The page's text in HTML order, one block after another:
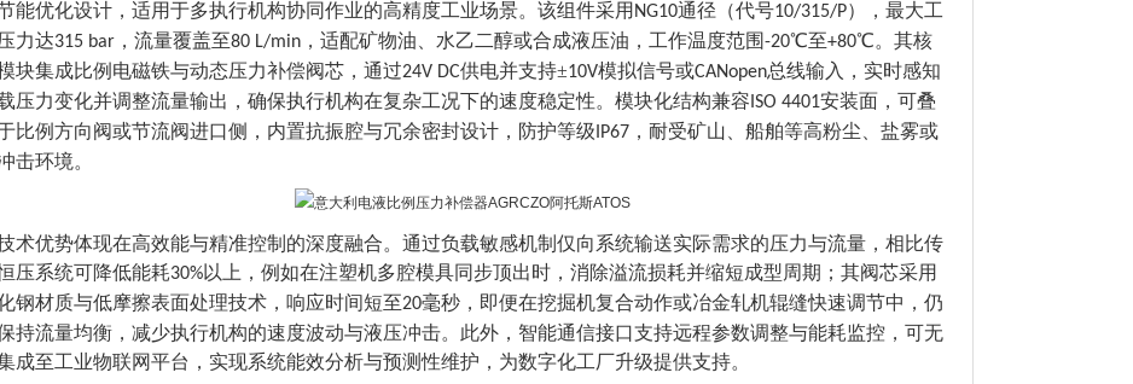
能优化设计，适用于多执行机构协同作业的高精度工业场景。该组件采用 NG10通径（代号10/315/P），最大工
力达315 bar ，流量覆盖至80 L/min ，适配矿物油、水乙二醇或合成液压油，工作温度范围-20℃至+80℃。其核
块集成比例电磁铁与动态压力补偿阀芯，通过24V DC供电并支持±10V模拟信号或CANopen总线输入，实时感知
压力变化并调整流量输出，确保执行机构在复杂工况下的速度稳定性。模块化结构兼容 ISO 4401安装面，可叠
比例方向阀或节流阀进口侧，内置抗振腔与冗余密封设计，防护等级 IP67 ，耐受矿山、船舶等高粉尘、盐雾或
击环境。
术优势体现在高效能与精准控制的深度融合。通过负载敏感机制仅向系统输送实际需求的压力与流量，相比传
压系统可降低能耗30%以上，例如在注塑机多腔模具同步顶出时，消除溢流损耗并缩短成型周期；其阀芯采用
钢材质与低摩擦表面处理技术，响应时间短至20毫秒，即便在挖掘机复合动作或冶金轧机辊缝快速调节中，仍
持流量均衡，减少执行机构的速度波动与液压冲击。此外，智能通信接口支持远程参数调整与能耗监控，可无
成至工业物联网平台，实现系统能效分析与预测性维护，为数字化工厂升级提供支持。